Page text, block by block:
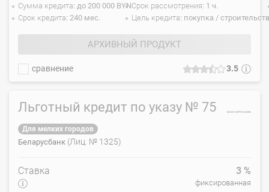
3.5
сравнение
АРХИВНЫЙ ПРОДУКТ
Сумма кредита до 200 000 BYN
Срок кредита 240 мес.
Срок рассмотрения 1 ч.
Цель кредита покупка /
Льготный кредит по указу № 75
Для мелких городов
Беларусбанк (Лиц. № 1325)
Ставка 3 %
фиксированная